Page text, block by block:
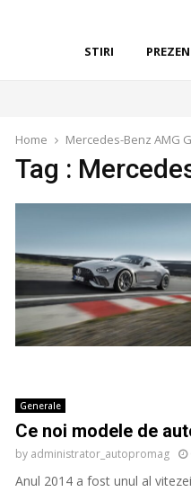
STIRI
Home Mercedes-Benz AMG
Tag :
Generale
Ce noi modele de
by administrator_autopromag
Anul 2014 a fost unul al